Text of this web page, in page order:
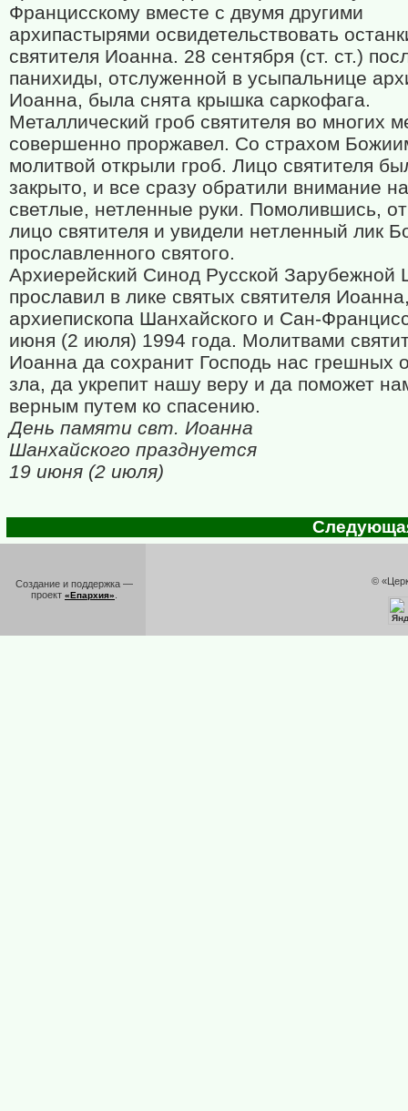
Францисскому вместе с двумя другими
архипастырями освидетельствовать
святителя Иоанна. 28 сентября (ст. ст.)
панихиды, отслуженной в усыпальнице
Иоанна, была снята крышка саркофага.
Металлический гроб святителя во многих
совершенно проржавел. Со страхом
молитвой открыли гроб. Лицо святителя
закрыто, и все сразу обратили внимание
светлые, нетленные руки. Помолившись,
лицо святителя и увидели нетленный лик
прославленного святого.
Архиерейский Синод Русской Зарубежной
прославил в лике святых святителя
архиепископа Шанхайского и Сан-
июня (2 июля) 1994 года. Молитвами
Иоанна да сохранит Господь нас грешных
зла, да укрепит нашу веру и да поможет
верным путем ко спасению.
День памяти свт. Иоанна
Шанхайского празднуется
19 июня (2 июля)
Создание и поддержка —
проект «Епархия»
©